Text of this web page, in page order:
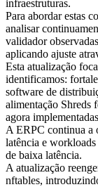
infraestruturas.
Para abordar estas
analisar
validador
aplicando ajuste
Esta atualização
identificamos:
software de
alimentação Shreds
agora
A ERPC continua a
latência e
de baixa latência.
A atualização
nftables,